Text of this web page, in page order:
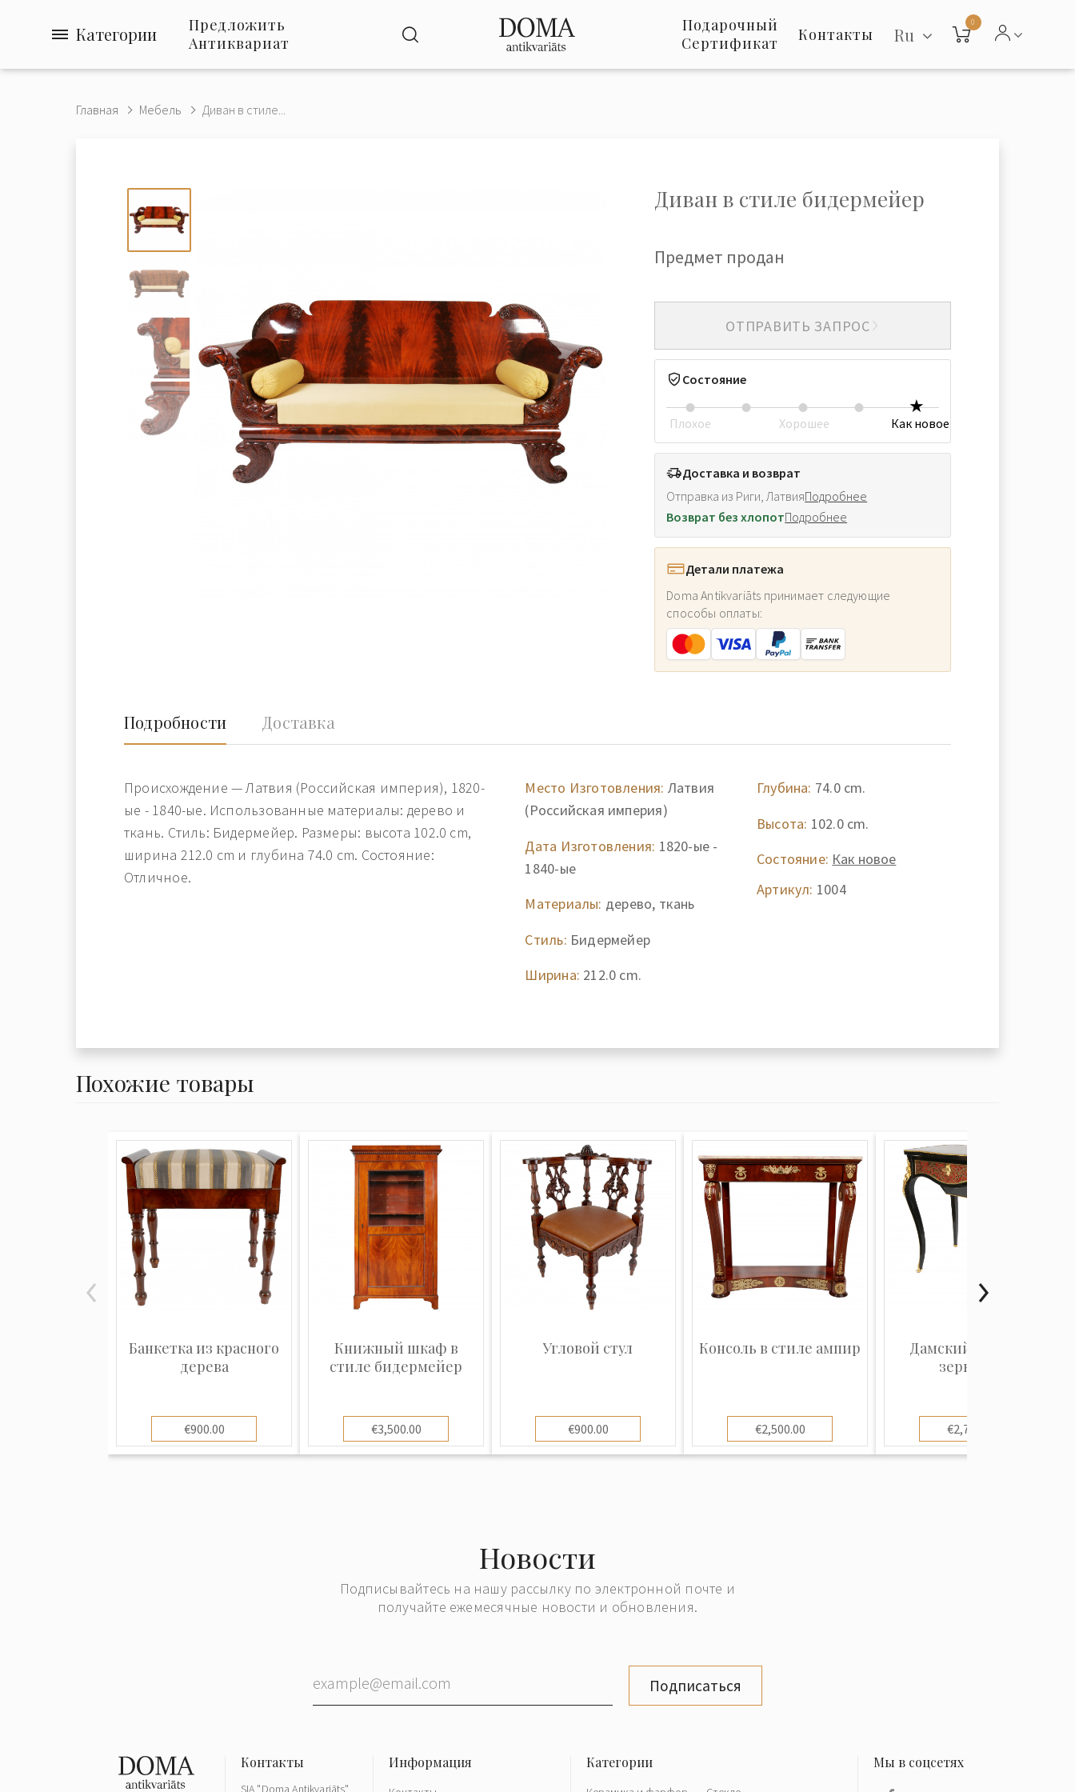
Категории
Предложить
Антиквариат
Подарочный
Сертификат
Контакты Ru
0
Главная Мебель Диван в стиле...
Диван в стиле бидермейер
Предмет продан
ОТПРАВИТЬ ЗАПРОС
Состояние
Плохое Хорошее Как новое
Доставка и возврат
Отправка из Риги, ЛатвияПодробнее
Возврат без хлопотПодробнее
Детали платежа
Doma Antikvariāts принимает следующие
способы оплаты:
Подробности Доставка
Происхождение — Латвия (Российская империя), 1820-
ые - 1840-ые. Использованные материалы: дерево и
ткань. Стиль: Бидермейер. Размеры: высота 102.0 cm,
ширина 212.0 cm и глубина 74.0 cm. Состояние:
Отличное.
Место Изготовления: Латвия
(Российская империя)
Дата Изготовления: 1820-ые -
1840-ые
Материалы: дерево, ткань
Стиль: Бидермейер
Ширина: 212.0 cm.
Глубина: 74.0 cm.
Высота: 102.0 cm.
Состояние: Как новое
Артикул: 1004
Похожие товары
Банкетка из красного
дерева
€900.00
Книжный шкаф в
стиле бидермейер
€3,500.00
Угловой стул
€900.00
Консоль в стиле ампир
€2,500.00
Дамский столик с
зеркалом
€2,700.00
Новости
Подписывайтесь на нашу рассылку по электронной почте и
получайте ежемесячные новости и обновления.
Подписаться
SIA "Doma Antikvariāts"